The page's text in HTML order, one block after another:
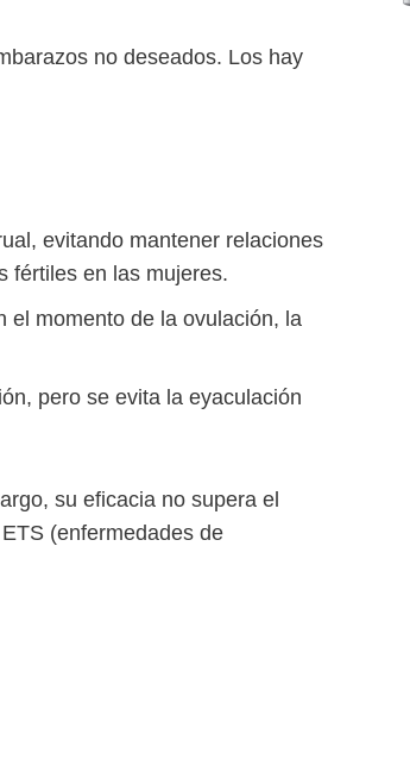
no deseados. Los hay
evitando mantener relaciones
fértiles en las mujeres.
el momento de la ovulación, la
pero se evita la eyaculación
su eficacia no supera el
(enfermedades de